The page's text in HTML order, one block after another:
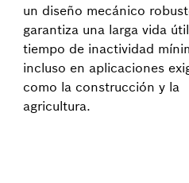
un diseño mecánico
garantiza una larga vida
tiempo de inactividad
incluso en aplicaciones
como la construcción y la
agricultura.